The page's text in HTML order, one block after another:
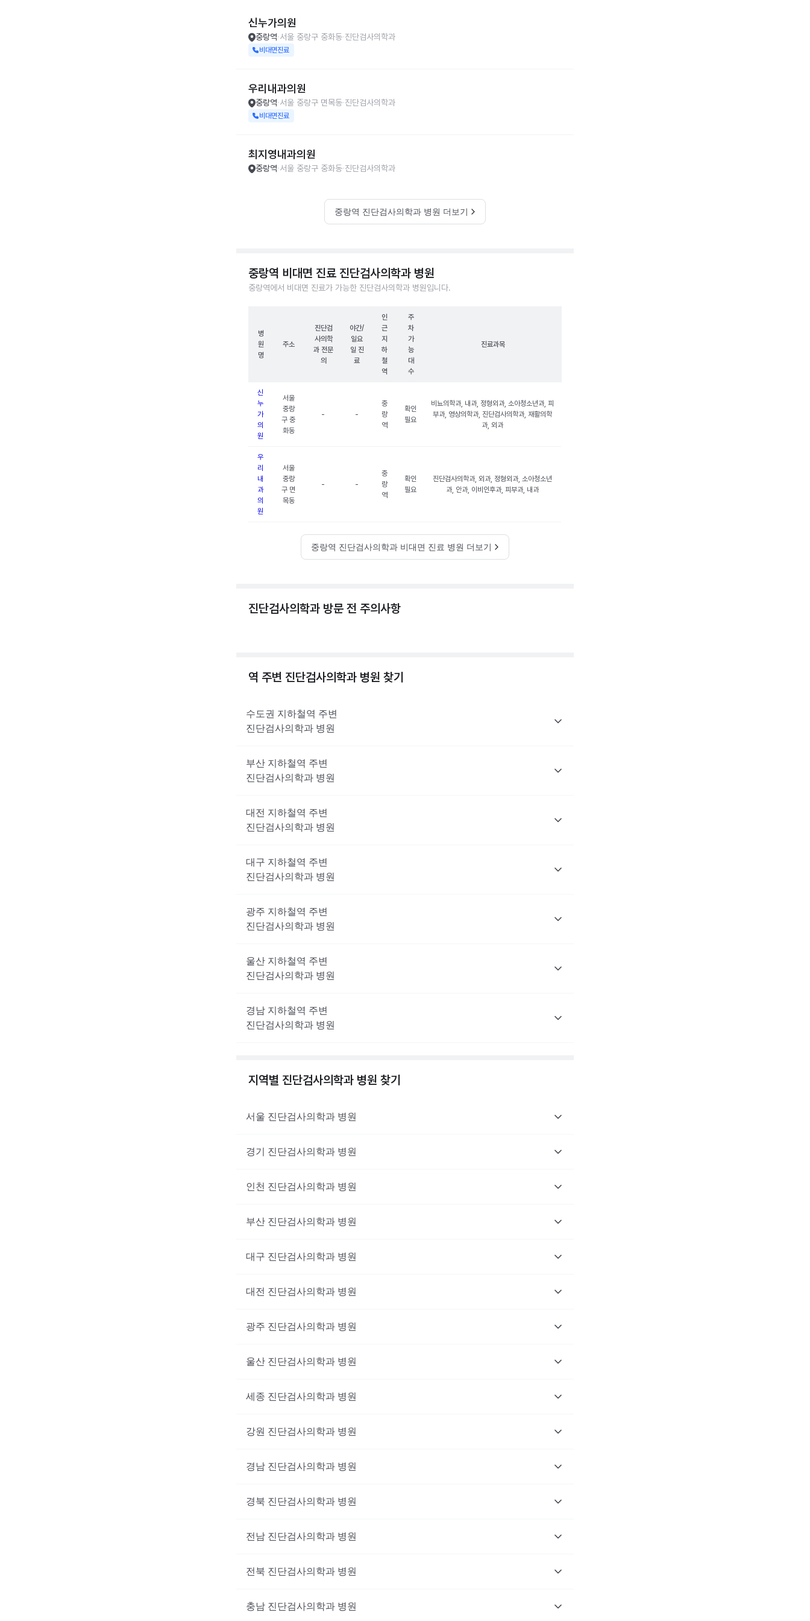
신누가의원
중랑역 서울 중랑구 중화동 진단검사의학과
비대면진료
우리내과의원
중랑역 서울 중랑구 면목동 진단검사의학과
비대면진료
최지영내과의원
중랑역 서울 중랑구 중화동 진단검사의학과
중랑역 진단검사의학과 병원 더보기
중랑역 비대면 진료 진단검사의학과 병원
중랑역에서 비대면 진료가 가능한 진단검사의학과 병원입니다.
병
원
명
주소
진단검
사의학
과 전문
의
야간/
일요
일 진
료
인
근
지
하
철
역
주
차
가
능
대
수
진료과목
신
누
가
의
원
서울
중랑
구 중
화동
- -
중
랑
역
확인
필요
비뇨의학과, 내과, 정형외과, 소아청소년과, 피
부과, 영상의학과, 진단검사의학과, 재활의학
과, 외과
우
리
내
과
의
원
서울
중랑
구 면
목동
- -
중
랑
역
확인
필요
진단검사의학과, 외과, 정형외과, 소아청소년
과, 안과, 이비인후과, 피부과, 내과
중랑역 진단검사의학과 비대면 진료 병원 더보기
진단검사의학과 방문 전 주의사항
역 주변 진단검사의학과 병원 찾기
수도권 지하철역 주변
진단검사의학과 병원
부산 지하철역 주변
진단검사의학과 병원
대전 지하철역 주변
진단검사의학과 병원
대구 지하철역 주변
진단검사의학과 병원
광주 지하철역 주변
진단검사의학과 병원
울산 지하철역 주변
진단검사의학과 병원
경남 지하철역 주변
진단검사의학과 병원
지역별 진단검사의학과 병원 찾기
서울 진단검사의학과 병원
경기 진단검사의학과 병원
인천 진단검사의학과 병원
부산 진단검사의학과 병원
대구 진단검사의학과 병원
대전 진단검사의학과 병원
광주 진단검사의학과 병원
울산 진단검사의학과 병원
세종 진단검사의학과 병원
강원 진단검사의학과 병원
경남 진단검사의학과 병원
경북 진단검사의학과 병원
전남 진단검사의학과 병원
전북 진단검사의학과 병원
충남 진단검사의학과 병원
대기없이 진료를 받고 싶으신가요?